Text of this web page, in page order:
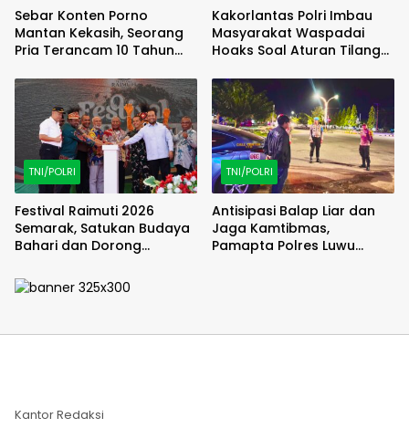
Sebar Konten Porno
Mantan Kekasih, Seorang
Pria Terancam 10 Tahun
Kakorlantas Polri Imbau
Masyarakat Waspadai
Hoaks Soal Aturan Tilang
TNI/POLRI
Festival Raimuti 2026
Semarak, Satukan Budaya
Bahari dan Dorong
TNI/POLRI
Antisipasi Balap Liar dan
Jaga Kamtibmas,
Pamapta Polres Luwu
Kantor Redaksi